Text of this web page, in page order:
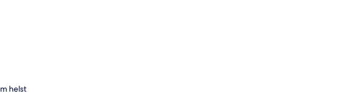
helst